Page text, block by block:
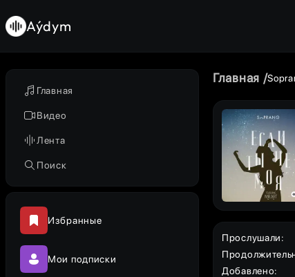
Главная
Видео
Лента
Поиск
Избранные
Мои подписки
Aýdym
Главная
Прослушали:
Добавлено: